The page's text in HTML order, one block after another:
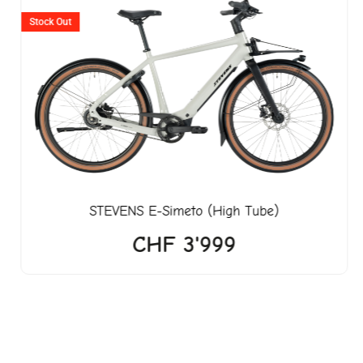
Stock Out
STEVENSE-Simeto (High Tube)
CHF3'999